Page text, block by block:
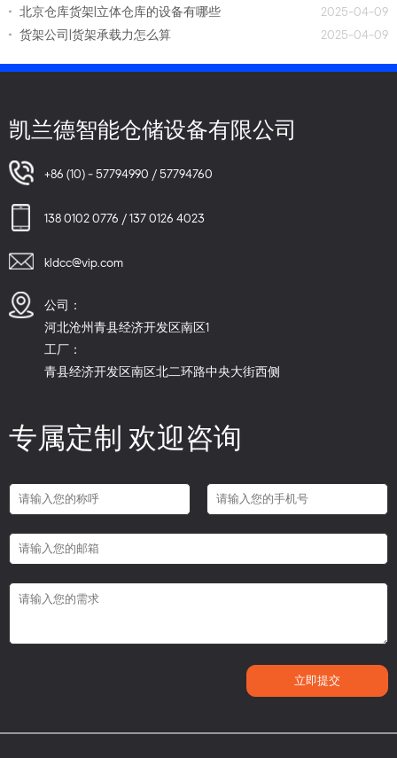
北京仓库货架|立体仓库的设备有哪些
2025-04-09
货架公司|货架承载力怎么算
2025-04-09
凯兰德智能仓储设备有限公司
+86 (10) - 57794990 / 57794760
138 0102 0776 / 137 0126 4023
kldcc@vip.com
公司：
河北沧州青县经济开发区南区1
工厂：
青县经济开发区南区北二环路中央大街西侧
专属定制 欢迎咨询